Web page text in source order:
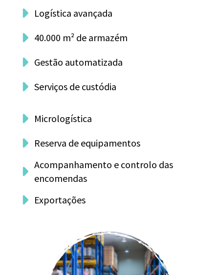
Logística avançada
40.000 m² de armazém
Gestão automatizada
Serviços de custódia
Micrologística
Reserva de equipamentos
Acompanhamento e controlo das
encomendas
Exportações